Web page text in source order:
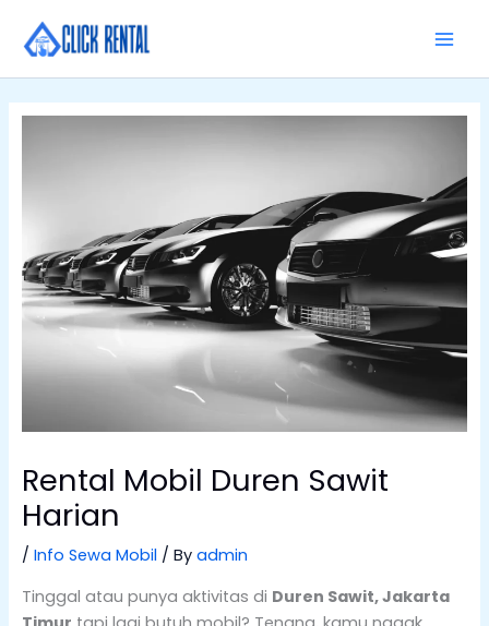
Rental Mobil Duren Sawit
Harian
/ Info Sewa Mobil/ By admin
Tinggal atau punya aktivitas di Duren Sawit, Jakarta